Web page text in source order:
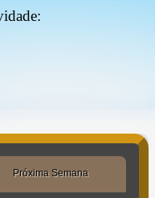
Próxima Semana